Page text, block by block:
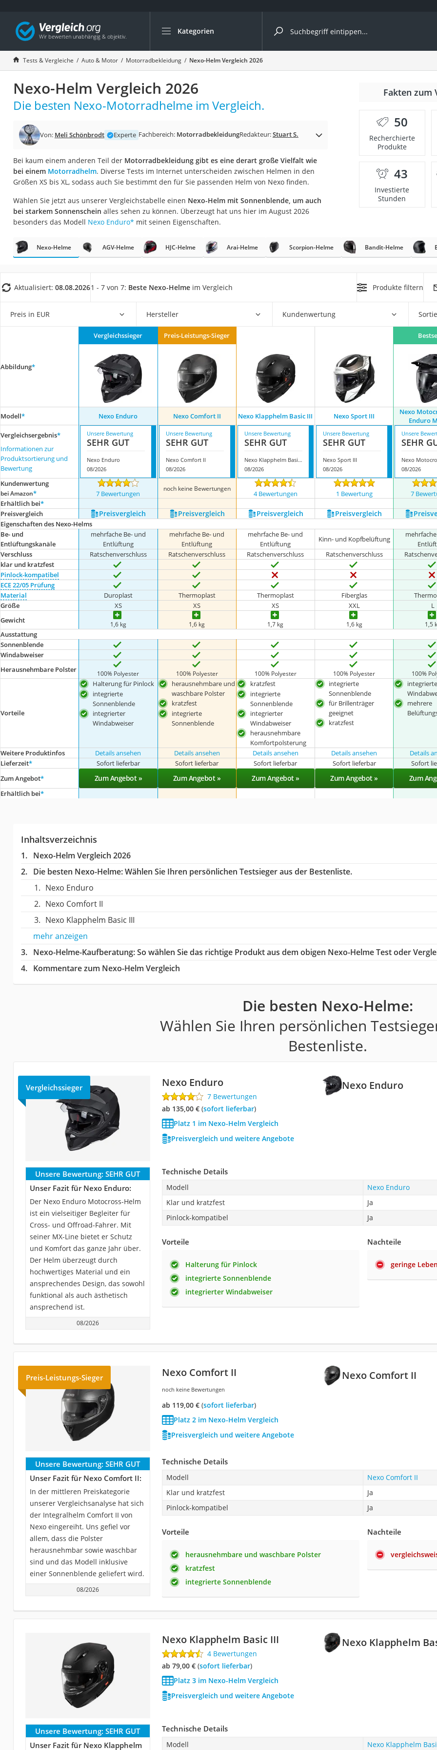
Kategorien
Die beliebtesten Vergleiche nach Kategorie
Auto & Motor
Fahrradträger-Anhängerkupplung (4 Fahrräder)
Fahrradträger
Fahrradträger (Anhängerkupplung)
Fahrradträger 3 Fahrräder
Benzinkanister (20 l)
Fahrradträger E-Bike
Benzinkanister
Wagenheber 3t
AGM-Batterie Wohnmobil
Thule-Fahrradträger
FM-Transmitter
Autobatterie-Ladegerät
Alkoholtester
Felgenbaum
Wagenheber
Tests & Vergleiche Auto & Motor Motorradbekleidung Nexo-Helm Vergleich 2026
Nexo-Helm Vergleich 2026
Die besten Nexo-Motorradhelme im Vergleich.
Von: Meli Schönbrodt Experte Fachbereich: MotorradbekleidungRedakteur:Stuart S.
Bei kaum einem anderen Teil der Motorradbekleidung gibt es eine derart große Vielfalt wie
bei einem Motorradhelm. Diverse Tests im Internet unterscheiden zwischen Helmen in den
Größen XS bis XL, sodass auch Sie bestimmt den für Sie passenden Helm von Nexo finden.
Wählen Sie jetzt aus unserer Vergleichstabelle einen Nexo-Helm mit Sonnenblende, um auch
bei starkem Sonnenschein alles sehen zu können. Überzeugt hat uns hier im August 2026
besonders das Modell Nexo Enduro* mit seinen Eigenschaften.
Fakten zum
50
Recherchierte
Produkte
43
Investierte
Stunden
Nexo-Helme AGV-Helme HJC-Helme Arai-Helme Scorpion-Helme Bandit-Helme
Aktualisiert: 08.08.20261 - 7 von 7: Beste Nexo-Helme im Vergleich Produkte filtern
Preis in EUR Hersteller Kundenwertung
Abbildung*
Vergleichssieger Preis-Leistungs-Sieger
Modell* Nexo Enduro Nexo Comfort II Nexo Klapphelm Basic III Nexo Sport III
Nexo
Enduro
Vergleichsergebnis*
Informationen zur
Produktsortierung und
Bewertung
Unsere Bewertung
SEHR GUT
Nexo Enduro
08/2026
Unsere Bewertung
SEHR GUT
Nexo Comfort II
08/2026
Unsere Bewertung
SEHR GUT
Nexo Klapphelm Basic III
08/2026
Unsere Bewertung
SEHR GUT
Nexo Sport III
08/2026
Unsere
SEHR
08/2026
Kundenwertung
bei Amazon* 7 Bewertungen
noch keine Bewertungen
4 Bewertungen 1 Bewertung 7
Erhältlich bei*
Preis­vergleich
Preis­vergleich Preis­vergleich Preis­vergleich Preis­vergleich
Eigenschaften des Nexo-Helms
Be- und
Entlüftungskanäle
mehrfache Be- und
Entlüftung
mehrfache Be- und
Entlüftung
mehrfache Be- und
Entlüftung
Kinn- und Kopfbelüftung
Verschluss
Ratschenverschluss Ratschenverschluss Ratschenverschluss Ratschenverschluss
klar und kratzfest
Pinlock-kompatibel
ECE 22/05 Prüfung
Material
Duroplast Thermoplast Thermoplast Fiberglas
Größe
XS XS XS XXL L
Gewicht
1,6 kg 1,6 kg 1,7 kg 1,6 kg 1,5
Ausstattung
Sonnenblende
Windabweiser
Herausnehmbare Polster
100% Polyester 100% Polyester 100% Polyester 100% Polyester 100%
Vorteile
Halterung für Pinlock
integrierte
Sonnenblende
integrierter
Windabweiser
herausnehmbare und
waschbare Polster
kratzfest
integrierte
Sonnenblende
kratzfest
integrierte
Sonnenblende
integrierter
Windabweiser
herausnehmbare
Komfortpolsterung
integrierte
Sonnenblende
für Brillenträger
geeignet
kratzfest
mehrere
Weitere Produktinfos Details ansehen Details ansehen Details ansehen Details ansehen Details
Lieferzeit* Sofort lieferbar Sofort lieferbar Sofort lieferbar Sofort lieferbar Sofort
Zum Angebot* Zum Angebot » Zum Angebot » Zum Angebot » Zum Angebot » Zum
Erhältlich bei*
Inhaltsverzeichnis
Nexo-Helm Vergleich 2026
Die besten Nexo-Helme:Wählen Sie Ihren persönlichen Testsieger aus der Bestenliste.
Nexo Enduro
Nexo Comfort II
Nexo Klapphelm Basic III
mehr anzeigen
Nexo-Helme-Kaufberatung: So wählen Sie das richtige Produkt aus dem obigen Nexo-Helme Test oder
Kommentare zum Nexo-Helm Vergleich
Die besten Nexo-Helme:
Wählen Sie Ihren persönlichen
Bestenliste.
Nexo Enduro
Vergleichssieger Nexo Enduro
7 Bewertungen
ab 135,00 €( Sofort lieferbar)
Platz 1 im Nexo-Helm Vergleich
Preisvergleich und weitere Angebote
Unsere Bewertung: SEHR GUT
Unser Fazit für Nexo Enduro:
Der Nexo Enduro Motocross-Helm
ist ein vielseitiger Begleiter für
Cross- und Offroad-Fahrer. Mit
seiner MX-Line bietet er Schutz
und Komfort das ganze Jahr über.
Der Helm überzeugt durch
hochwertiges Material und ein
ansprechendes Design, das sowohl
funktional als auch ästhetisch
ansprechend ist.
08/2026
Technische Details
Modell
Nexo Enduro
Klar und kratzfest
Ja
Pinlock-kompatibel
Ja
Vorteile
Halterung für Pinlock
integrierte Sonnenblende
integrierter Windabweiser
Nachteile
geringe
Nexo Comfort II
Preis-Leistungs-Sieger Nexo Comfort II
noch keine Bewertungen
ab 119,00 €( Sofort lieferbar)
Platz 2 im Nexo-Helm Vergleich
Preisvergleich und weitere Angebote
Unsere Bewertung: SEHR GUT
Unser Fazit für Nexo Comfort II:
In der mittleren Preiskategorie
unserer Vergleichsanalyse hat sich
der Integralhelm Comfort II von
Nexo eingereiht. Uns gefiel vor
allem, dass die Polster
herausnehmbar sowie waschbar
sind und das Modell inklusive
einer Sonnenblende geliefert wird.
08/2026
Technische Details
Modell
Nexo Comfort II
Klar und kratzfest
Ja
Pinlock-kompatibel
Ja
Vorteile
herausnehmbare und waschbare Polster
kratzfest
integrierte Sonnenblende
Nachteile
Nexo Klapphelm
Nexo Klapphelm Basic III
4 Bewertungen
ab 79,00 €( Sofort lieferbar)
Platz 3 im Nexo-Helm Vergleich
Preisvergleich und weitere Angebote
Unsere Bewertung: SEHR GUT
Unser Fazit für Nexo Klapphelm
Technische Details
Modell Nexo Klapphelm